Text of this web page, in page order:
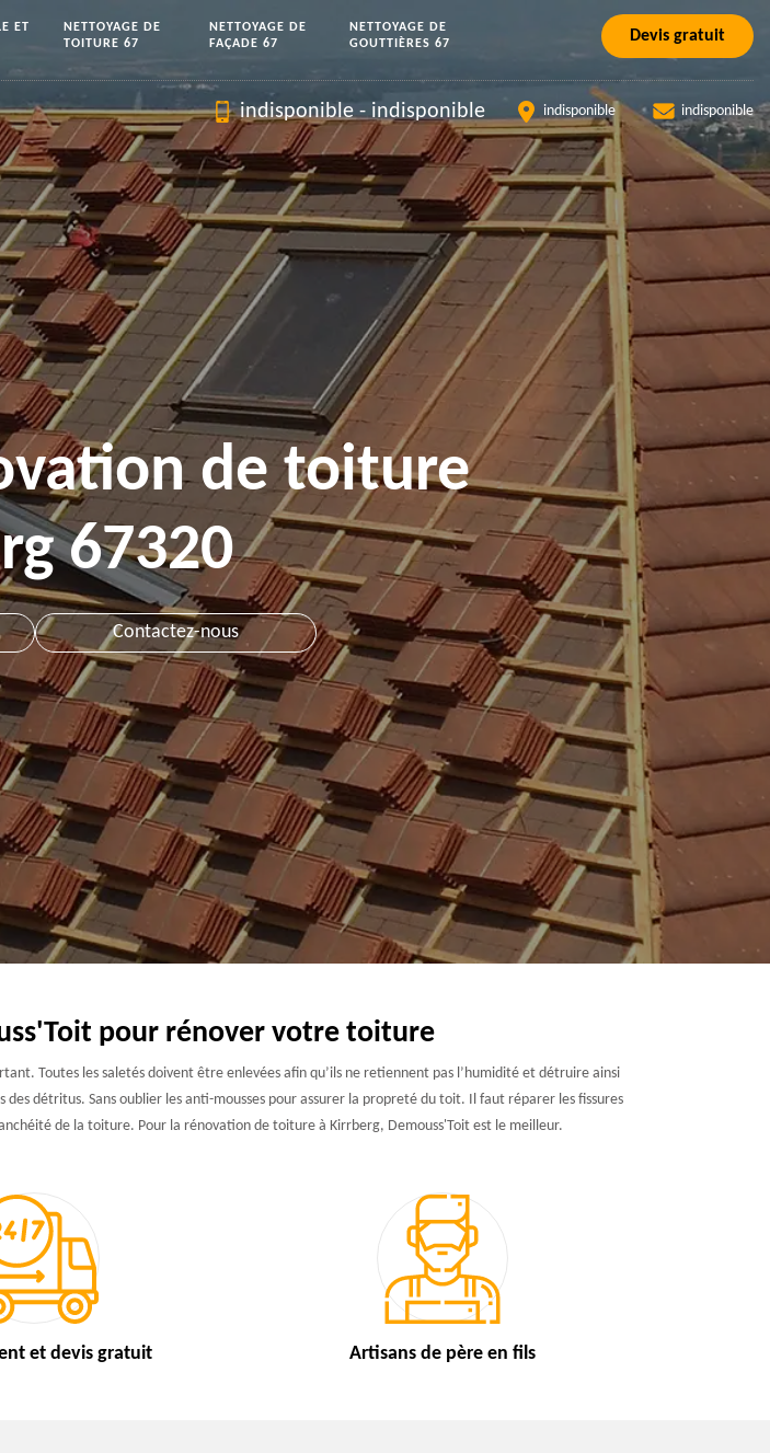
ET
NETTOYAGE DE
TOITURE 67
NETTOYAGE DE
FAÇADE 67
NETTOYAGE DE
GOUTTIÈRES 67
Devis gratuit
indisponible - indisponible indisponible indisponible
de toiture
67320
Contactez-nous
pour rénover votre toiture
Toutes les saletés doivent être enlevées afin qu’ils ne retiennent pas l’humidité et détruire ainsi
détritus. Sans oublier les anti-mousses pour assurer la propreté du toit. Il faut réparer les fissures
de la toiture. Pour la rénovation de toiture à Kirrberg, Demouss'Toit est le meilleur.
et devis gratuit Artisans de père en fils